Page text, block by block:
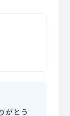
がとう